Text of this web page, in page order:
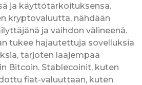
ja käyttötarkoituksensa.
kryptovaluutta, nähdään
ja vaihdon välineenä.
tukee hajautettuja sovelluksia
tarjoten laajempaa
Bitcoin. Stablecoinit, kuten
fiat-valuuttaan, kuten